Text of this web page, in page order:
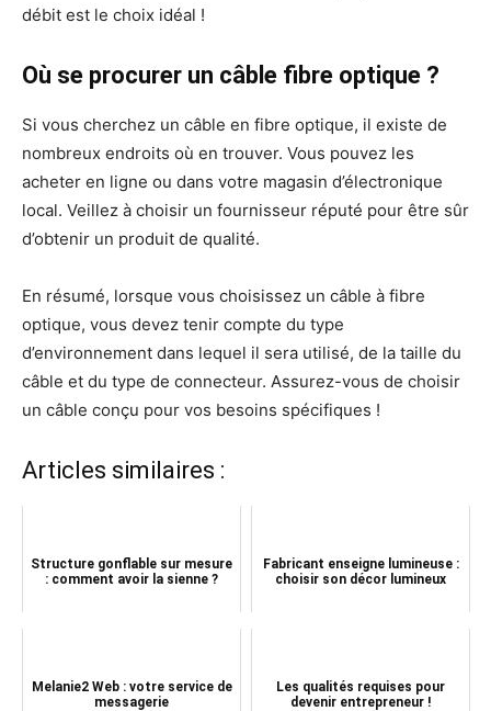
débit est le choix idéal !
Où se procurer un câble fibre optique ?
Si vous cherchez un câble en fibre optique, il existe de
nombreux endroits où en trouver. Vous pouvez les
acheter en ligne ou dans votre magasin d’électronique
local. Veillez à choisir un fournisseur réputé pour être sûr
d’obtenir un produit de qualité.
En résumé, lorsque vous choisissez un câble à fibre
optique, vous devez tenir compte du type
d’environnement dans lequel il sera utilisé, de la taille du
câble et du type de connecteur. Assurez-vous de choisir
un câble conçu pour vos besoins spécifiques !
Articles similaires :
Structure gonflable sur mesure
: comment avoir la sienne ?
Fabricant enseigne lumineuse :
choisir son décor lumineux
Melanie2 Web : votre service de
messagerie
Les qualités requises pour
devenir entrepreneur !